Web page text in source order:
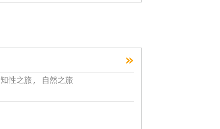
»
知性之旅, 自然之旅